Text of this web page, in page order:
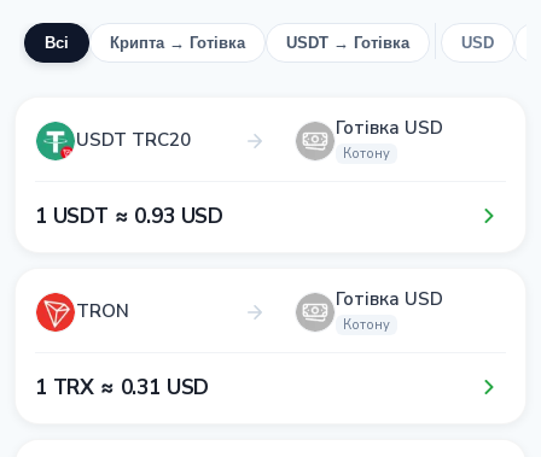
Всі Крипта → Готівка USDT → Готівка USD
USDT TRC20 Готівка USD
Котону
1​ USDT ≈ 0​.9​3​ USD
TRON Готівка USD
Котону
1​ TRX ≈ 0​.3​1​ USD